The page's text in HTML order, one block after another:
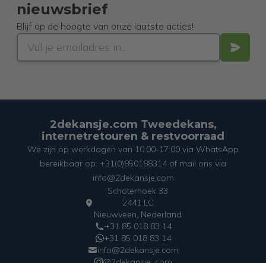
nieuwsbrief
Blijf op de hoogte van onze laatste acties!
2dekansje.com Tweedekans,
internetretouren & restvoorraad
We zijn op werkdagen van 10:00-17:00 via WhatsApp
bereikbaar op: +31(0)850188314 of mail ons via
info@2dekansje.com
Schoterhoek 33
2441 LC
Nieuwveen, Nederland
+31 85 018 83 14
+31 85 018 83 14
info@2dekansje.com